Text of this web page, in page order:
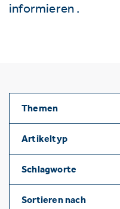
informieren .
Themen
Artikeltyp
Schlagworte
Sortieren nach